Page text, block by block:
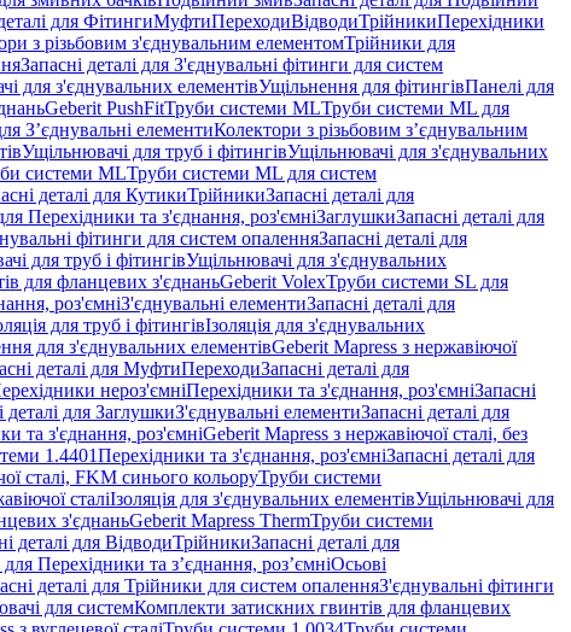
для ФітингиМуфтиПереходиВідводиТрійникиПерехідники
з різьбовим з'єднувальним елементомТрійники для
Запасні деталі для З'єднувальні фітинги для систем
для з'єднувальних елементівУщільнення для фітингівПанелі для
Geberit PushFitТруби системи MLТруби системи ML для
З’єднувальні елементиКолектори з різьбовим з’єднувальним
Ущільнювачі для труб і фітингівУщільнювачі для з'єднувальних
системи MLТруби системи ML для систем
деталі для КутикиТрійникиЗапасні деталі для
Перехідники та з'єднання, роз'ємніЗаглушкиЗапасні деталі для
фітинги для систем опаленняЗапасні деталі для
для труб і фітингівУщільнювачі для з'єднувальних
для фланцевих з'єднаньGeberit VolexТруби системи SL для
роз'ємніЗ'єднувальні елементиЗапасні деталі для
для труб і фітингівІзоляція для з'єднувальних
для з'єднувальних елементівGeberit Mapress з нержавіючої
деталі для МуфтиПереходиЗапасні деталі для
нероз'ємніПерехідники та з'єднання, роз'ємніЗапасні
деталі для ЗаглушкиЗ'єднувальні елементиЗапасні деталі для
та з'єднання, роз'ємніGeberit Mapress з нержавіючої сталі, без
1.4401Перехідники та з'єднання, роз'ємніЗапасні деталі для
сталі, FKM синього кольоруТруби системи
сталіІзоляція для з'єднувальних елементівУщільнювачі для
з'єднаньGeberit Mapress ThermТруби системи
деталі для ВідводиТрійникиЗапасні деталі для
для Перехідники та з’єднання, роз’ємніОсьові
деталі для Трійники для систем опаленняЗ'єднувальні фітинги
для системКомплекти затискних гвинтів для фланцевих